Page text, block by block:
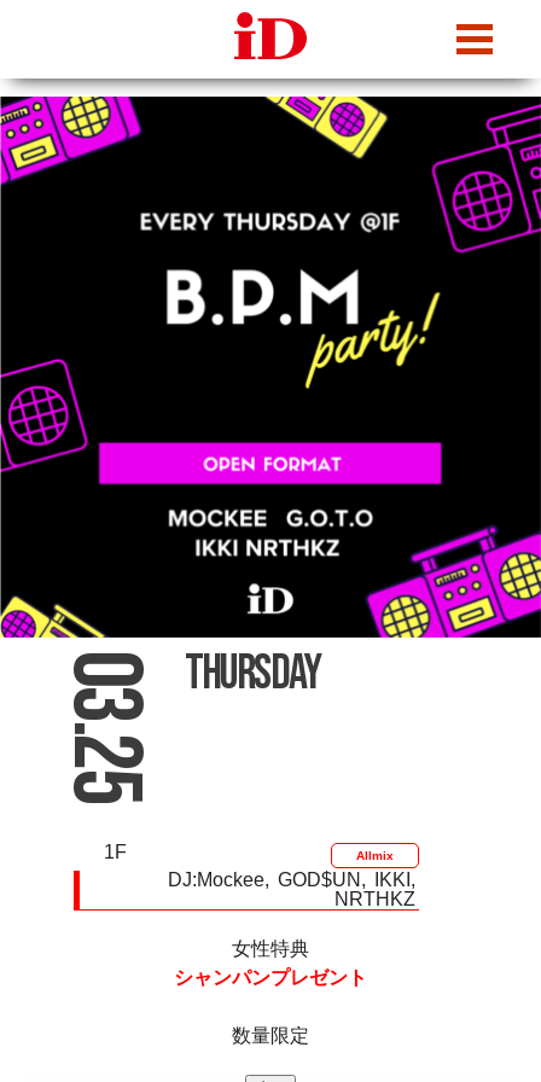
03.25 Thursday
1F Allmix
DJ:Mockee GOD$UN
IKKI
NRTHKZ
女性特典
シャンパンプレゼント
数量限定